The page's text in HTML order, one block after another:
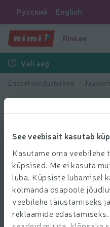
See veebisait kasutab
Kasutame oma
küpsised. Me ei kasuta
luba. Küpsiste lubamisel
kolmanda osapoole
veebilehe täiustamiseks
reklaamide
Русский English
Rimi.ee
Vali aeg
Enesehooldustarbed